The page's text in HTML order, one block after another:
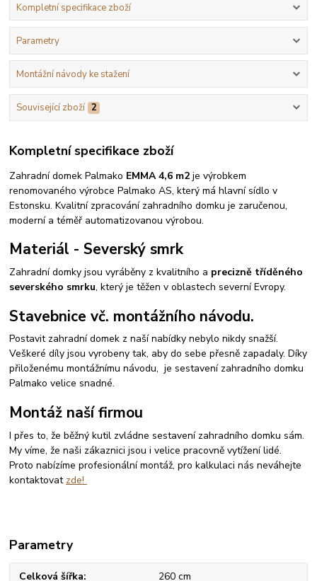
Kompletní specifikace zboží
Parametry
Montážní návody ke stažení
Související zboží 2
Kompletní specifikace zboží
Zahradní domek Palmako EMMA 4,6 m2je výrobkem
renomovaného výrobce Palmako AS, který má hlavní sídlo v
Estonsku. Kvalitní zpracování zahradního domku je zaručenou,
moderní a téměř automatizovanou výrobou.
Materiál - Severský smrk
Zahradní domky jsou vyráběny z kvalitního a precizně tříděného
severského smrku, který je těžen v oblastech severní Evropy.
Stavebnice vč. montážního návodu.
Postavit zahradní domek z naší nabídky nebylo nikdy snažší.
Veškeré díly jsou vyrobeny tak, aby do sebe přesně zapadaly. Díky
přiloženému montážnímu návodu, je sestavení zahradního domku
Palmako velice snadné.
Montáž naší firmou
I přes to, že běžný kutil zvládne sestavení zahradního domku sám.
My víme, že naši zákaznici jsou i velice pracovně vytížení lidé.
Proto nabízíme profesionální montáž, pro kalkulaci nás neváhejte
kontaktovat zde!
Parametry
Celková šířka 260 cm